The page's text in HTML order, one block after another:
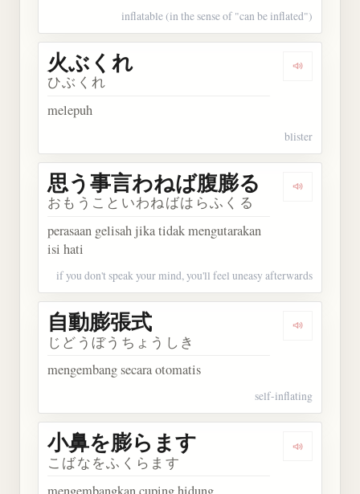
inflatable (in the sense of "can be inflated")
Dengarkan
火ぶくれ
ひぶくれ
melepuh
blister
思う事言わねば腹膨る
おもうこといわねばはらふくる
perasaan gelisah jika tidak mengutarakan
isi hati
if you don't speak your mind, you'll feel uneasy afterwards
Dengarkan
自動膨張式
じどうぼうちょうしき
mengembang secara otomatis
self-inflating
Dengarkan
小鼻を膨らます
こばなをふくらます
mengembangkan cuping hidung